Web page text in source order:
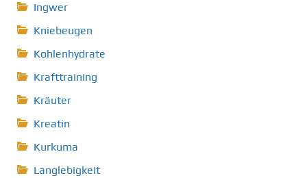
Ingwer
Kniebeugen
Kohlenhydrate
Krafttraining
Kräuter
Kreatin
Kurkuma
Langlebigkeit